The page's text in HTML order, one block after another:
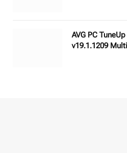
AVG PC
v19.1.1209